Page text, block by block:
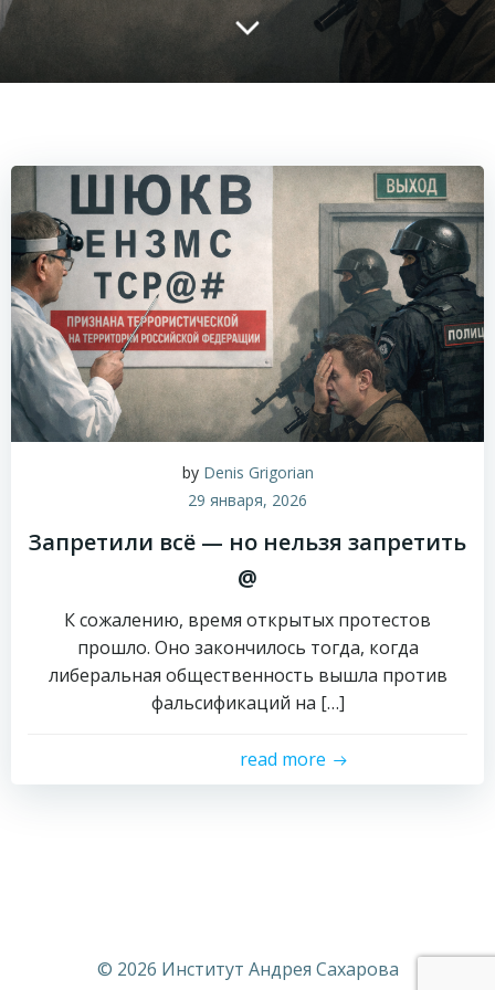
by Denis Grigorian
29 января, 2026
Запретили всё — но нельзя запретить
@
К сожалению, время открытых протестов
прошло. Оно закончилось тогда, когда
либеральная общественность вышла против
фальсификаций на […]
read more
© 2026 Институт Андрея Сахарова